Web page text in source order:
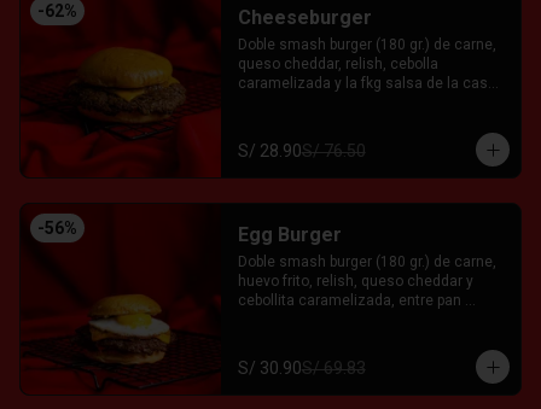
-62% Cheeseburger
Doble smash burger (180 gr.) de carne,
queso cheddar, relish, cebolla
caramelizada y la fkg salsa de la casa
S/ 28.90S/ 76.50
-56% Egg Burger
Doble smash burger (180 gr.) de carne,
huevo frito, relish, queso cheddar y
cebollita caramelizada, entre pan
S/ 30.90S/ 69.83